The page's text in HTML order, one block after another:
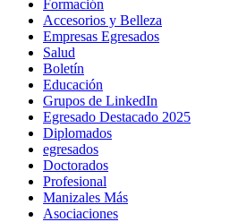
Formación
Accesorios y Belleza
Empresas Egresados
Salud
Boletín
Educación
Grupos de LinkedIn
Egresado Destacado 2025
Diplomados
egresados
Doctorados
Profesional
Manizales Más
Asociaciones